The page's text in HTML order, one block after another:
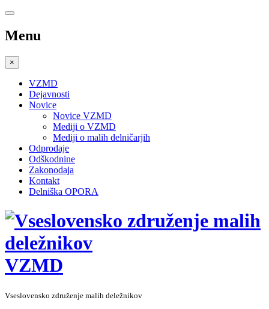
Menu
×
VZMD
Dejavnosti
Novice
Novice VZMD
Mediji o VZMD
Mediji o malih delničarjih
Odprodaje
Odškodnine
Zakonodaja
Kontakt
Delniška OPORA
VZMD
Vseslovensko združenje malih deležnikov